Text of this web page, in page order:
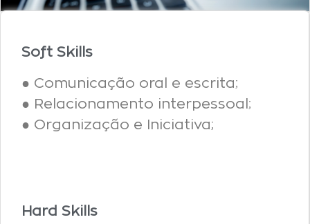
Soft Skills
● Comunicação oral e escrita;
● Relacionamento interpessoal;
● Organização e Iniciativa;
Hard Skills